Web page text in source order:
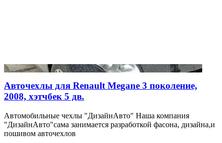
Авточехлы для Renault Megane 3 поколение,
2008, хэтчбек 5 дв.
Автомобильные чехлы "ДизайнАвто" Наша компания
"ДизайнАвто"сама занимается разработкой фасона, дизайна,и
пошивом авточехлов